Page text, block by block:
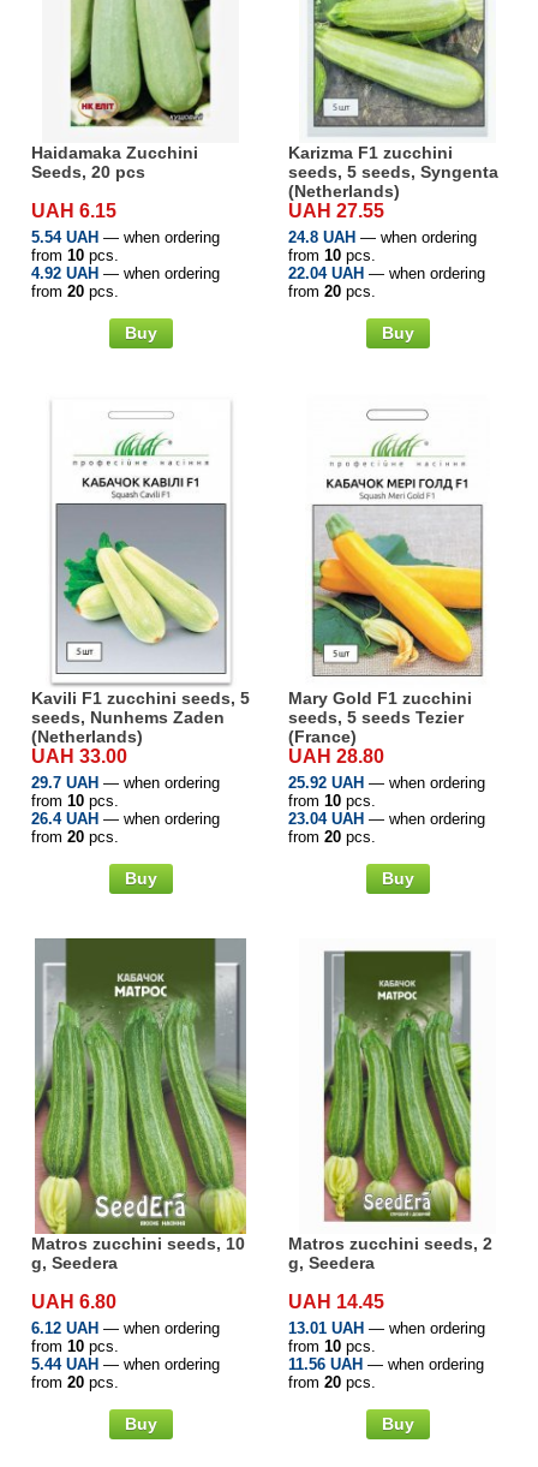
Haidamaka Zucchini
Seeds, 20 pcs
UAH 6.15
5.54 UAH — when ordering
from 10 pcs.
4.92 UAH — when ordering
from 20 pcs.
Buy
Karizma F1 zucchini
seeds, 5 seeds, Syngenta
(Netherlands)
UAH 27.55
24.8 UAH — when ordering
from 10 pcs.
22.04 UAH — when ordering
from 20 pcs.
Buy
Kavili F1 zucchini seeds, 5
seeds, Nunhems Zaden
(Netherlands)
UAH 33.00
29.7 UAH — when ordering
from 10 pcs.
26.4 UAH — when ordering
from 20 pcs.
Buy
Mary Gold F1 zucchini
seeds, 5 seeds Tezier
(France)
UAH 28.80
25.92 UAH — when ordering
from 10 pcs.
23.04 UAH — when ordering
from 20 pcs.
Buy
Matros zucchini seeds, 10
g, Seedera
UAH 6.80
6.12 UAH — when ordering
from 10 pcs.
5.44 UAH — when ordering
from 20 pcs.
Buy
Matros zucchini seeds, 2
g, Seedera
UAH 14.45
13.01 UAH — when ordering
from 10 pcs.
11.56 UAH — when ordering
from 20 pcs.
Buy